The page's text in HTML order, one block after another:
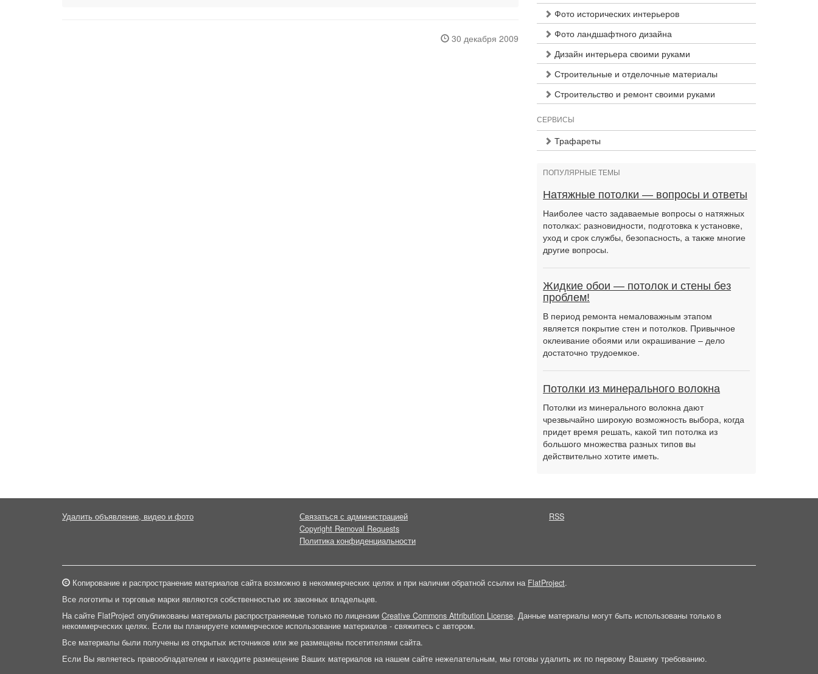
30 декабря 2009
Фото исторических интерьеров
Фото ландшафтного дизайна
Дизайн интерьера своими руками
Строительные и отделочные материалы
Строительство и ремонт своими руками
СЕРВИСЫ
Трафареты
ПОПУЛЯРНЫЕ ТЕМЫ
Натяжные потолки — вопросы и ответы
Наиболее часто задаваемые вопросы о натяжных
потолках: разновидности, подготовка к установке,
уход и срок службы, безопасность, а также многие
другие вопросы.
Жидкие обои — потолок и стены без
проблем!
В период ремонта немаловажным этапом
является покрытие стен и потолков. Привычное
оклеивание обоями или окрашивание – дело
достаточно трудоемкое.
Потолки из минерального волокна
Потолки из минерального волокна дают
чрезвычайно широкую возможность выбора, когда
придет время решать, какой тип потолка из
большого множества разных типов вы
действительно хотите иметь.
Удалить объявление, видео и фото
Связаться с администрацией
Copyright Removal Requests
Политика конфиденциальности
RSS
Копирование и распространение материалов сайта возможно в некоммерческих целях и при наличии обратной ссылки на FlatProject.
Все логотипы и торговые марки являются собственностью их законных владельцев.
На сайте FlatProject опубликованы материалы распространяемые только по лицензии Creative Commons Attribution License. Данные материалы могут быть использованы только в
некоммерческих целях. Если вы планируете коммерческое использование материалов - свяжитесь с автором.
Все материалы были получены из открытых источников или же размещены посетителями сайта.
Если Вы являетесь правообладателем и находите размещение Ваших материалов на нашем сайте нежелательным, мы готовы удалить их по первому Вашему требованию.